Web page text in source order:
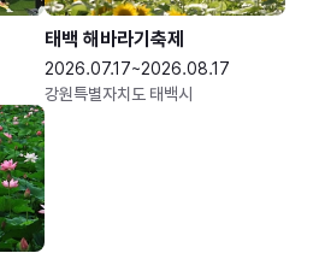
태백 해바라기축제
2026.07.17~2026.08.17
강원특별자치도 태백시